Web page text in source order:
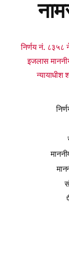
निर्णय नं.
इजलास
न्यायाधीश